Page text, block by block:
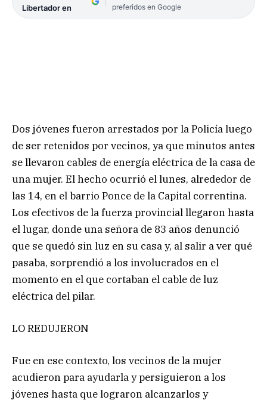
Libertador en
preferidos en Google
Dos jóvenes fueron arrestados por la Policía luego
de ser retenidos por vecinos, ya que minutos antes
se llevaron cables de energía eléctrica de la casa de
una mujer. El hecho ocurrió el lunes, alrededor de
las 14, en el barrio Ponce de la Capital correntina.
Los efectivos de la fuerza provincial llegaron hasta
el lugar, donde una señora de 83 años denunció
que se quedó sin luz en su casa y, al salir a ver qué
pasaba, sorprendió a los involucrados en el
momento en el que cortaban el cable de luz
eléctrica del pilar.
LO REDUJERON
Fue en ese contexto, los vecinos de la mujer
acudieron para ayudarla y persiguieron a los
jóvenes hasta que lograron alcanzarlos y